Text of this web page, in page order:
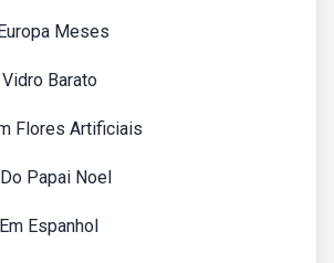
Meses
Barato
Flores Artificiais
Papai Noel
Espanhol